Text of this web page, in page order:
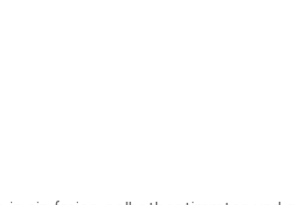
Gästen sind einzelne